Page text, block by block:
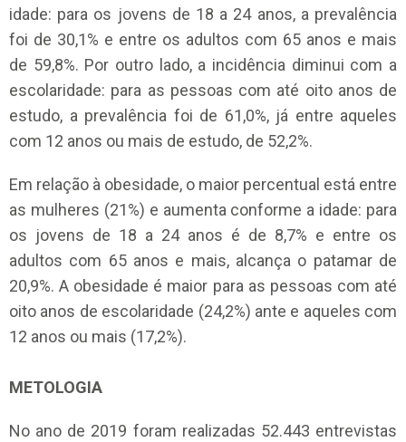
idade: para os jovens de 18 a 24 anos, a prevalência
foi de 30,1% e entre os adultos com 65 anos e mais
de 59,8%. Por outro lado, a incidência diminui com a
escolaridade: para as pessoas com até oito anos de
estudo, a prevalência foi de 61,0%, já entre aqueles
com 12 anos ou mais de estudo, de 52,2%.
Em relação à obesidade, o maior percentual está entre
as mulheres (21%) e aumenta conforme a idade: para
os jovens de 18 a 24 anos é de 8,7% e entre os
adultos com 65 anos e mais, alcança o patamar de
20,9%. A obesidade é maior para as pessoas com até
oito anos de escolaridade (24,2%) ante e aqueles com
12 anos ou mais (17,2%).
METOLOGIA
No ano de 2019 foram realizadas 52.443 entrevistas